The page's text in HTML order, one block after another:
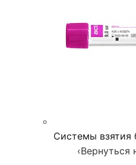
Системы взятия
‹Вернуться